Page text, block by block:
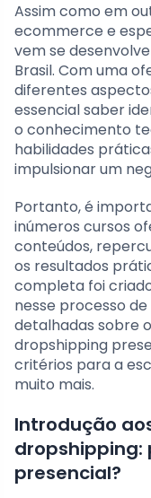
Assim como em
ecommerce e
vem se
Brasil. Com uma
diferentes
essencial saber
o conhecimento
habilidades
impulsionar um
Portanto, é
inúmeros cursos
conteúdos,
os resultados
completa foi
nesse processo
detalhadas sobre
dropshipping
critérios para a
muito mais.
Introdução
dropshipping:
presencial?